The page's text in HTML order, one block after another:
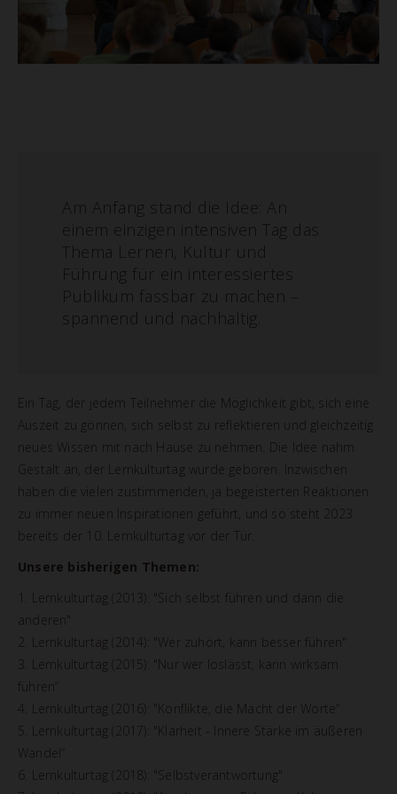
Am Anfang stand die Idee: An
einem einzigen intensiven Tag das
Thema Lernen, Kultur und
Führung für ein interessiertes
Publikum fassbar zu machen –
spannend und nachhaltig.
Ein Tag, der jedem Teilnehmer die Möglichkeit gibt, sich eine
Auszeit zu gönnen, sich selbst zu reflektieren und gleichzeitig
neues Wissen mit nach Hause zu nehmen. Die Idee nahm
Gestalt an, der Lernkulturtag wurde geboren. Inzwischen
haben die vielen zustimmenden, ja begeisterten Reaktionen
zu immer neuen Inspirationen geführt, und so steht 2023
bereits der 10. Lernkulturtag vor der Tür.
Unsere bisherigen Themen:
1. Lernkulturtag (2013): "Sich selbst führen und dann die
anderen"
2. Lernkulturtag (2014): "Wer zuhört, kann besser führen"
3. Lernkulturtag (2015): "Nur wer loslässt, kann wirksam
führen“
4. Lernkulturtag (2016): "Konflikte, die Macht der Worte“
5. Lernkulturtag (2017): "Klarheit - Innere Stärke im äußeren
Wandel“
6. Lernkulturtag (2018): "Selbstverantwortung"